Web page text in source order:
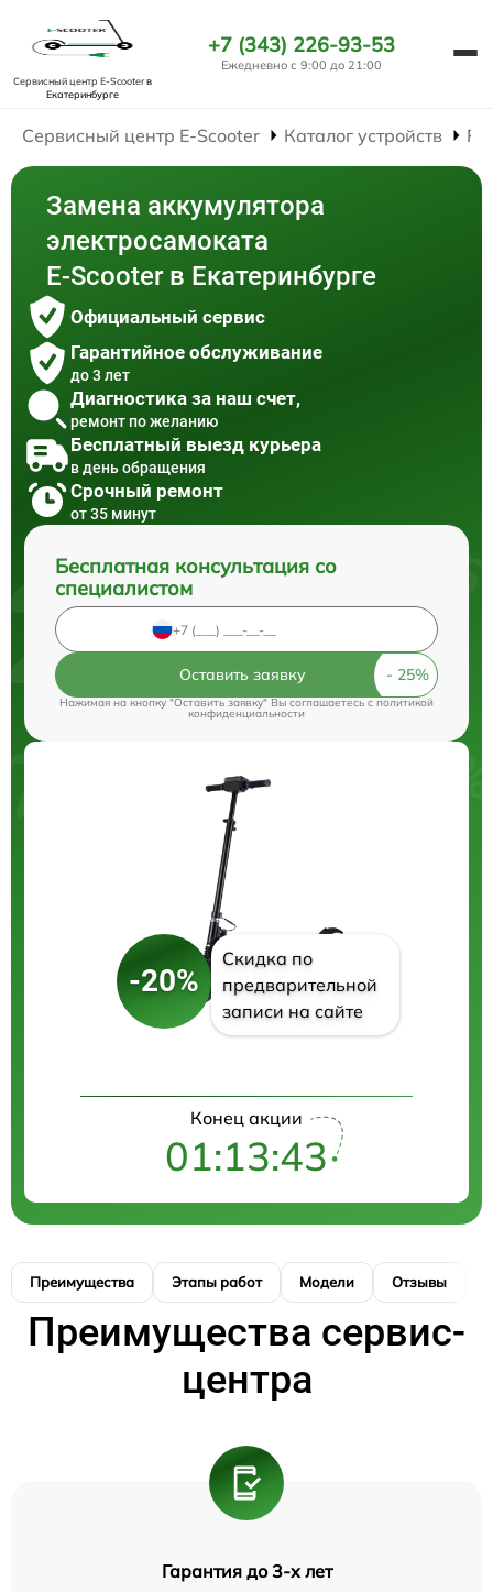
Сервисный центр E-Scooterв
Екатеринбурге
+7 (343) 226-93-53
Ежедневно с 9:00 до 21:00
Сервисный центр E-Scooter Каталог устройств
Замена аккумулятора
электросамоката
E-Scooter в Екатеринбурге
Официальный сервис
Гарантийное обслуживание
до 3 лет
Диагностика за наш счет,
ремонт по желанию
Бесплатный выезд курьера
в день обращения
Срочный ремонт
от 35 минут
Бесплатная консультация со
специалистом
Оставить заявку
Нажимая на кнопку "Оставить заявку" Вы соглашаетесь cполитикой
конфиденциальности
-20%
Скидка по
предварительной
записи на сайте
Конец акции
01:13:43
Преимущества Этапы работ Модели Отзывы
Преимущества сервис-
центра
Гарантия до 3-х лет